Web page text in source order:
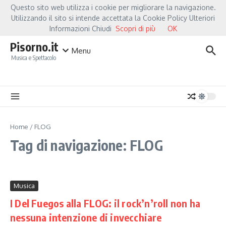
Salta al contenuto
Hot NewsFiorella Mannoia, a Capannori nasce “Anime Salve”: la data zero è
Pisorno.it
Musica e Spettacolo
Menu
Home / FLOG
Tag di navigazione: FLOG
Musica
I Del Fuegos alla FLOG: il rock’n’roll non ha
nessuna intenzione di invecchiare
Questo sito web utilizza i cookie per migliorare la navigazione.
Utilizzando il sito si intende accettata la Cookie Policy Ulteriori
Informazioni Chiudi Scopri di più OK